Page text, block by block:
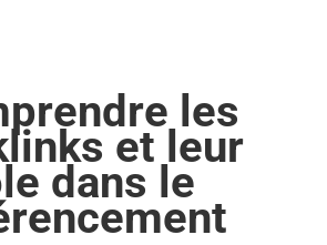
les
et leur
dans le